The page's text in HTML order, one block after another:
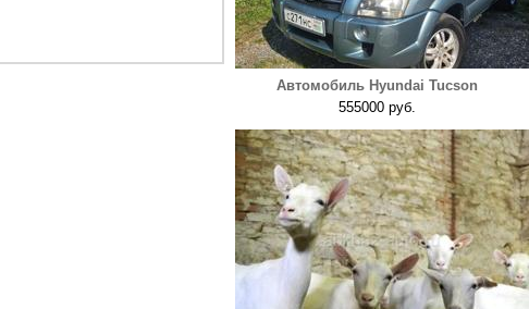
Автомобиль Hyundai Tucson
555000 руб.